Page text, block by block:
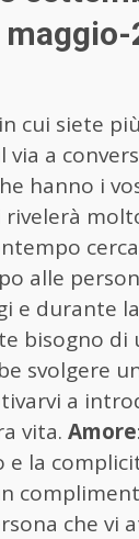
cui siete
a
hanno i
rivelerà
alle
e durante
bisogno di
svolgere
a
vita. Amore
e la
che vi